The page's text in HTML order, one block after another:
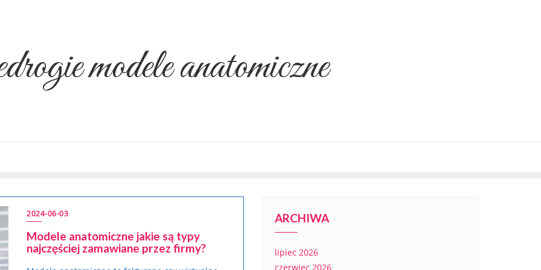
modele anatomiczne
2024-06-03
Modele anatomiczne jakie są typy
najczęściej zamawiane przez firmy?
ARCHIWA
lipiec 2026
czerwiec 2026